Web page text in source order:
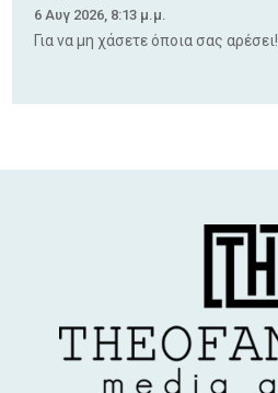
6 Αυγ 2026, 8:13 μ.μ.
Για να μη χάσετε όποια σας αρέσει!